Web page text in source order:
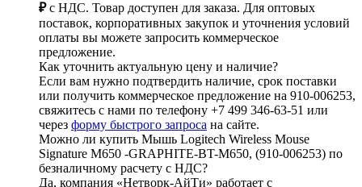
₽с НДС. Товар доступен для заказа. Для оптовых
поставок, корпоративных закупок и уточнения условий
оплаты вы можете запросить коммерческое
предложение.
Как уточнить актуальную цену и наличие?
Если вам нужно подтвердить наличие, срок поставки
или получить коммерческое предложение на 910-006253,
свяжитесь с нами по телефону +7 499 346-63-51 или
через форму быстрого запроса на сайте.
Можно ли купить Мышь Logitech Wireless Mouse
Signature M650 -GRAPHITE-BT-M650, (910-006253) по
безналичному расчету с НДС?
Да, компания «Нетворк-АйТи» работает с